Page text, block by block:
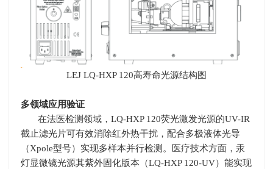
LEJ LQ-HXP 120高寿命光源结构图
多领域应用验证
在法医检测领域，LQ-HXP 120荧光激发光源的UV-IR
截止滤光片可有效消除红外热干扰，配合多极液体光导
（Xpole型号）实现多样本并行检测。医疗技术方面，汞
灯显微镜光源其紫外固化版本（LQ-HXP 120-UV）能实现